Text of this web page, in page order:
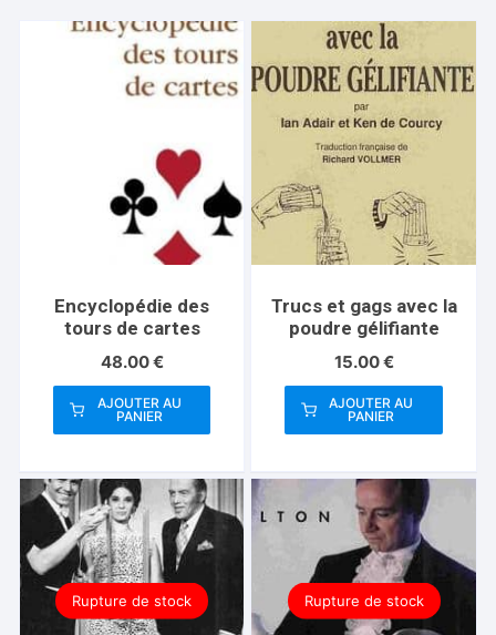
Encyclopédie des
tours de cartes
48.00€
AJOUTER AU
PANIER
Trucs et gags avec la
poudre gélifiante
15.00€
AJOUTER AU
PANIER
Rupture de stock Rupture de stock